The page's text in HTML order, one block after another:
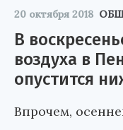
20 октября 2018
В
воздуха в
опустится
Впрочем,